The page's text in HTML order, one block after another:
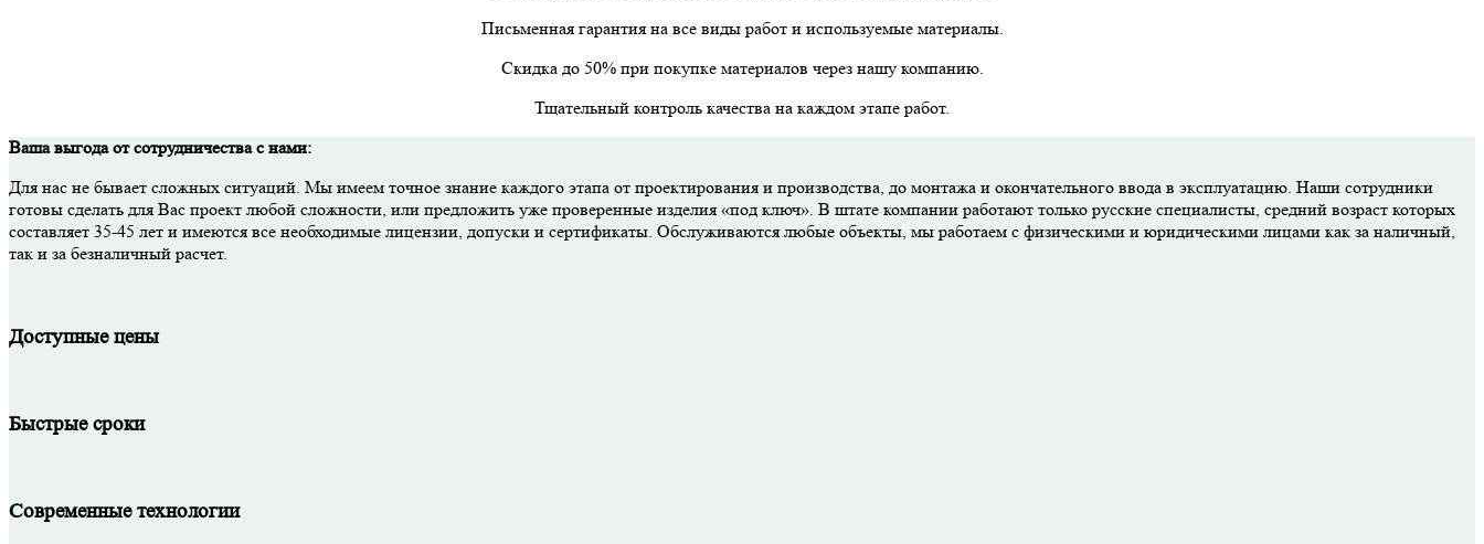
Письменная гарантия на все виды работ и используемые материалы.
Скидка до 50% при покупке материалов через нашу компанию.
Тщательный контроль качества на каждом этапе работ.
Ваша выгода от сотрудничества с нами:
Для нас не бывает сложных ситуаций. Мы имеем точное знание каждого этапа от проектирования и производства, до монтажа и окончательного ввода в эксплуатацию. Наши сотрудники
готовы сделать для Вас проект любой сложности, или предложить уже проверенные изделия «под ключ». В штате компании работают только русские специалисты, средний возраст которых
составляет 35-45 лет и имеются все необходимые лицензии, допуски и сертификаты. Обслуживаются любые объекты, мы работаем с физическими и юридическими лицами как за наличный,
так и за безналичный расчет.
Доступные цены
Быстрые сроки
Современные технологии